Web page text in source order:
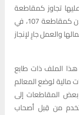
تجاوز كمقاطعة
281، فيما لم تُفرز مقاطعات أخرى حتى الآن كمقاطعة 107، في
والعمل جارٍ لإنجاز
الملف ذات طابع
مالية لوضع المعالم
بعض المقاطعات إلى
من قِبل أصحاب